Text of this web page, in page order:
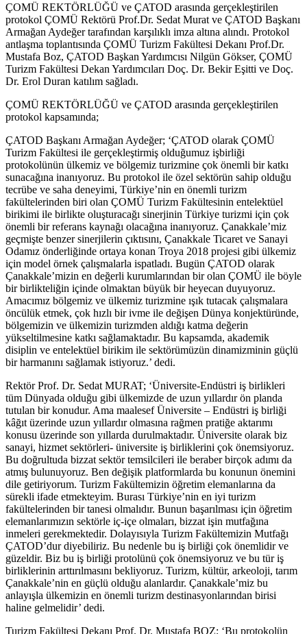
ÇOMÜ REKTÖRLÜĞÜ ve ÇATOD arasında gerçekleştirilen
protokol ÇOMÜ Rektörü Prof.Dr. Sedat Murat ve ÇATOD Başkanı
Armağan Aydeğer tarafından karşılıklı imza altına alındı. Protokol
antlaşma toplantısında ÇOMÜ Turizm Fakültesi Dekanı Prof.Dr.
Mustafa Boz, ÇATOD Başkan Yardımcısı Nilgün Gökser, ÇOMÜ
Turizm Fakültesi Dekan Yardımcıları Doç. Dr. Bekir Eşitti ve Doç.
Dr. Erol Duran katılım sağladı.
ÇOMÜ REKTÖRLÜĞÜ ve ÇATOD arasında gerçekleştirilen
protokol kapsamında;
ÇATOD Başkanı Armağan Aydeğer; ‘ÇATOD olarak ÇOMÜ
Turizm Fakültesi ile gerçekleştirmiş olduğumuz işbirliği
protokolünün ülkemiz ve bölgemiz turizmine çok önemli bir katkı
sunacağına inanıyoruz. Bu protokol ile özel sektörün sahip olduğu
tecrübe ve saha deneyimi, Türkiye’nin en önemli turizm
fakültelerinden biri olan ÇOMÜ Turizm Fakültesinin entelektüel
birikimi ile birlikte oluşturacağı sinerjinin Türkiye turizmi için çok
önemli bir referans kaynağı olacağına inanıyoruz. Çanakkale’miz
geçmişte benzer sinerjilerin çıktısını, Çanakkale Ticaret ve Sanayi
Odamız önderliğinde ortaya konan Troya 2018 projesi gibi ülkemiz
için model örnek çalışmalarla ispatladı. Bugün ÇATOD olarak
Çanakkale’mizin en değerli kurumlarından bir olan ÇOMÜ ile böyle
bir birlikteliğin içinde olmaktan büyük bir heyecan duyuyoruz.
Amacımız bölgemiz ve ülkemiz turizmine ışık tutacak çalışmalara
öncülük etmek, çok hızlı bir ivme ile değişen Dünya konjektüründe,
bölgemizin ve ülkemizin turizmden aldığı katma değerin
yükseltilmesine katkı sağlamaktadır. Bu kapsamda, akademik
disiplin ve entelektüel birikim ile sektörümüzün dinamizminin güçlü
bir harmanını sağlamak istiyoruz.’ dedi.
Rektör Prof. Dr. Sedat MURAT; ‘Üniversite-Endüstri iş birlikleri
tüm Dünyada olduğu gibi ülkemizde de uzun yıllardır ön planda
tutulan bir konudur. Ama maalesef Üniversite – Endüstri iş birliği
kâğıt üzerinde uzun yıllardır olmasına rağmen pratiğe aktarımı
konusu üzerinde son yıllarda durulmaktadır. Üniversite olarak biz
sanayi, hizmet sektörleri- üniversite iş birliklerini çok önemsiyoruz.
Bu doğrultuda bizzat sektör temsilcileri ile beraber birçok adımı da
atmış bulunuyoruz. Ben değişik platformlarda bu konunun önemini
dile getiriyorum. Turizm Fakültemizin öğretim elemanlarına da
sürekli ifade etmekteyim. Burası Türkiye’nin en iyi turizm
fakültelerinden bir tanesi olmalıdır. Bunun başarılması için öğretim
elemanlarımızın sektörle iç-içe olmaları, bizzat işin mutfağına
inmeleri gerekmektedir. Dolayısıyla Turizm Fakültemizin Mutfağı
ÇATOD’dur diyebiliriz. Bu nedenle bu iş birliği çok önemlidir ve
güzeldir. Biz bu iş birliği protolünü çok önemsiyoruz ve bu tür iş
birliklerinin arttırılmasını bekliyoruz. Turizm, kültür, arkeoloji, tarım
Çanakkale’nin en güçlü olduğu alanlardır. Çanakkale’miz bu
anlayışla ülkemizin en önemli turizm destinasyonlarından birisi
haline gelmelidir’ dedi.
Turizm Fakültesi Dekanı Prof. Dr. Mustafa BOZ; ‘Bu protokolün